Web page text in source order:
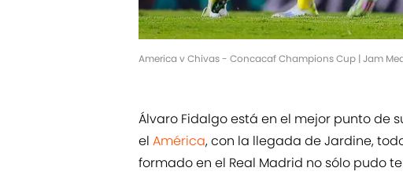
America v Chivas - Concacaf Champions Cup | Jam
Álvaro Fidalgo está en el mejor punto de
el América, con la llegada de Jardine,
formado en el Real Madrid no sólo pudo